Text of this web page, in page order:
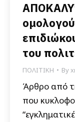
του
ΠΟΛΙΤΙΚΗ By
Άρθρο από
που